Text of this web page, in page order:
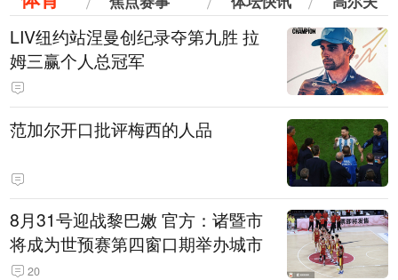
LIV纽约站涅曼创纪录夺第九胜 拉
姆三赢个人总冠军
范加尔开口批评梅西的人品
8月31号迎战黎巴嫩 官方：诸暨市
将成为世预赛第四窗口期举办城市
20